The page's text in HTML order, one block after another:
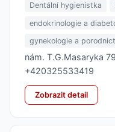
Dentální hygienistka
endokrinologie a
gynekologie a
nám. T.G.Masaryka
+420325533419
Zobrazit detail